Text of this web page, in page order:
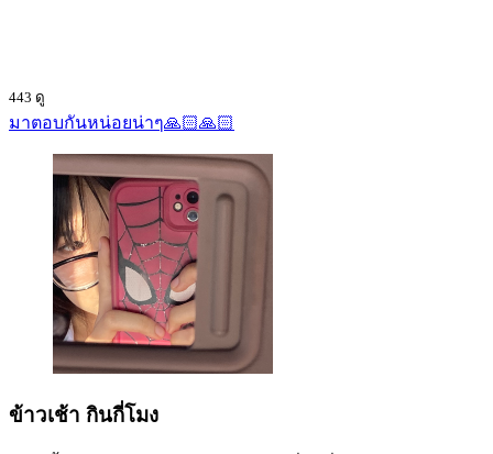
443 ดู
มาตอบกันหน่อยน่าๆ🙏🏻🙏🏻
ข้าวเช้า กินกี่โมง